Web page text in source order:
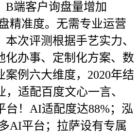
B端客户询盘量增加
精准度。无需专业运营
本次评测根据手艺实力、
化办事、定制化方案、数
案例六大维度，2020年结
，适配百度文心一言、
台！AI适配度达88%；泓
AI平台；拉萨设有专属